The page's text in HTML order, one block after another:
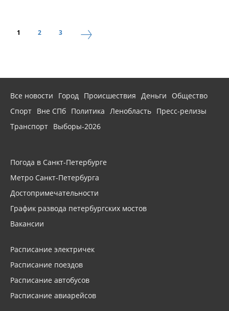
1 2 3
Все новости Город Происшествия Деньги
Общество
Спорт Вне СПб Политика Ленобласть Пресс-релизы
Транспорт Выборы-2026
Погода в Санкт-Петербурге
Метро Санкт-Петербурга
Достопримечательности
График развода петербургских мостов
Вакансии
Расписание электричек
Расписание поездов
Расписание автобусов
Расписание авиарейсов